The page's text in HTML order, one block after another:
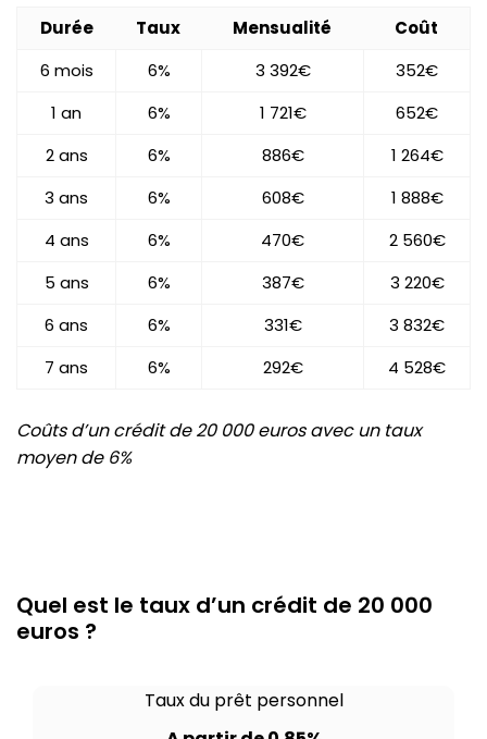
Durée Taux Mensualité
Coût
6 mois
6% 3 392€
352€
1 an
6% 1 721€
652€
2 ans
6% 886€
1 264€
3 ans
6% 608€
1 888€
4 ans
6% 470€
2 560€
5 ans
6% 387€
3 220€
6 ans
6% 331€
3 832€
7 ans
6% 292€ 4 528€
Coûts d’un crédit de 20 000 euros avec un taux
moyen de 6%
Quel est le taux d’un crédit de 20 000
euros ?
Taux du prêt personnel